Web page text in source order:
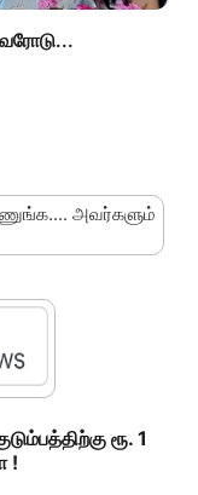
அவர்களும்
ரூ. 1
!